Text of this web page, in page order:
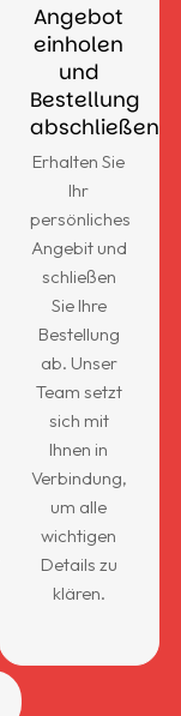
Angebot
einholen
und
Bestellung
abschließen
Erhalten Sie
Ihr
persönliches
Angebit und
schließen
Sie Ihre
Bestellung
ab. Unser
Team setzt
sich mit
Ihnen in
Verbindung,
um alle
wichtigen
Details zu
klären.